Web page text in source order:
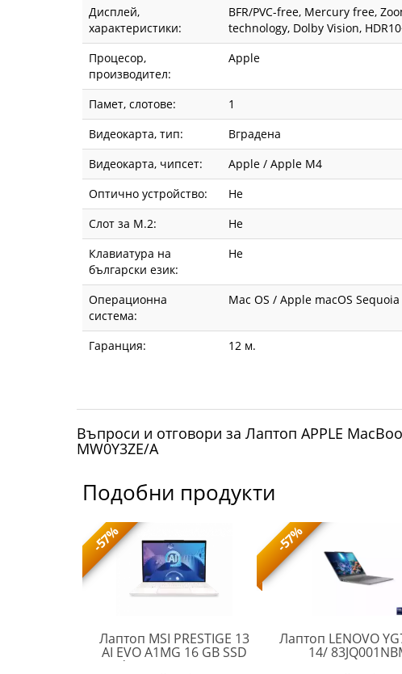
Дисплей,
характеристики:
BFR/PVC-free, Mercury free,
technology, Dolby Vision,
Процесор,
производител:
Apple
Памет, слотове:
1
Видеокарта, тип:
Вградена
Видеокарта, чипсет:
Apple / Apple M4
Оптично устройство:
Не
Слот за М.2:
Не
Клавиатура на
български език:
Не
Операционна
система:
Mac OS / Apple macOS
Гаранция: 12 м.
Въпроси и отговори за Лаптоп APPLE
MW0Y3ZE/A
Подобни продукти
-57%
Лаптоп MSI PRESTIGE 13
AI EVO A1MG 16 GB SSD
Windows 11 Home 512 GB
-57%
Лаптоп LENOVO
14/